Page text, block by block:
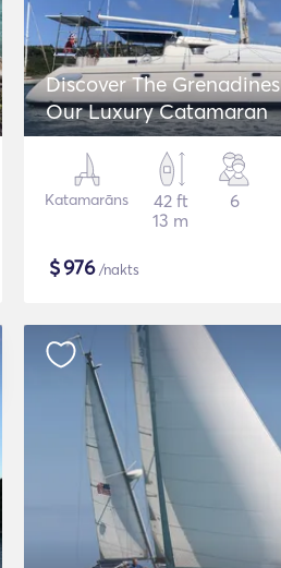
Discover The
Our Luxury Catamaran
Katamarāns
42 ft
13 m
6
$976/nakts